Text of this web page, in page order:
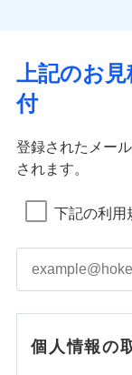
上記のお
付
登録されたメー
されます。
下記の利用
個人情報の